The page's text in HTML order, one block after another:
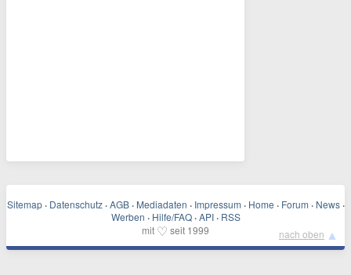
Sitemap · Datenschutz · AGB · Mediadaten · Impressum · Home · Forum · News ·
Werben · Hilfe/FAQ · API · RSS
mit ♡ seit 1999 nach oben ▲